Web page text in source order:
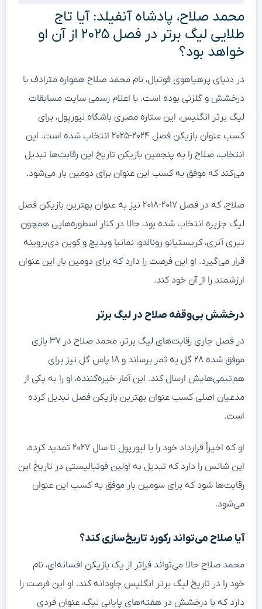
محمد صلاح، پادشاه آنفیلد: آیا تاج
طلایی لیگ برتر در فصل ۲۰۲۵ از آن او
خواهد بود؟
در دنیای پرهیاهوی فوتبال، نام محمد صلاح همواره مترادف با
درخشش و گلزنی بوده است. با اعلام رسمی سایت مسابقات
لیگ برتر انگلیس، این ستاره مصری باشگاه لیورپول، برای
کسب عنوان بازیکن فصل ۲۰۲۴-۲۰۲۵ انتخاب شده است. این
انتخاب، صلاح را به پنجمین بازیکن تاریخ این رقابت‌ها تبدیل
می‌کند که موفق به کسب این عنوان برای دومین بار می‌شود.
صلاح، که در فصل ۲۰۱۷-۲۰۱۸ نیز به عنوان بهترین بازیکن فصل
لیگ جزیره انتخاب شده بود، حالا در کنار اسطوره‌هایی همچون
تیری آنری، کریستیانو رونالدو، نمانیا ویدیچ و کوین دی‌بروینه
قرار می‌گیرد. او این فرصت را دارد که برای دومین بار این عنوان
ارزشمند را از آن خود کند.
درخشش بی‌وقفه صلاح در لیگ برتر
در فصل جاری رقابت‌های لیگ برتر، محمد صلاح در ۳۷ بازی
موفق شده ۲۸ گل به ثمر برساند و ۱۸ پاس گل نیز برای
هم‌تیمی‌هایش ارسال کند. این آمار خیره‌کننده، او را به یکی از
مدعیان اصلی کسب عنوان بهترین بازیکن فصل تبدیل کرده
است.
او که اخیراً قرارداد خود را با لیورپول تا سال ۲۰۲۷ تمدید کرده،
این شانس را دارد که تبدیل به اولین فوتبالیستی در تاریخ این
رقابت‌ها شود که برای سومین بار موفق به کسب این عنوان
می‌شود.
آیا صلاح می‌تواند رکورد تاریخ‌سازی کند؟
محمد صلاح حالا می‌تواند فراتر از یک بازیکن افسانه‌ای، نام
خود را در تاریخ لیگ برتر انگلیس جاودانه کند. او این فرصت را
دارد که با درخشش در هفته‌های پایانی لیگ، عنوان فردی